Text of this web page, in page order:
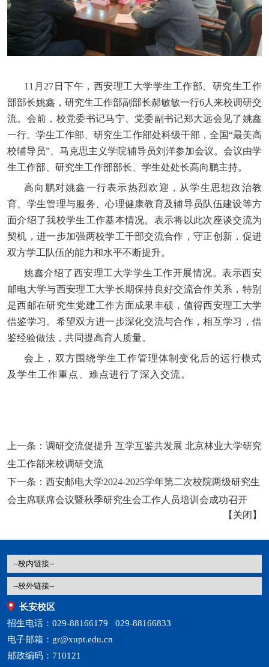
11月27日下午，西安理工大学学生工作部、研究生工作
部部长姚鑫，研究生工作部副部长郝敏敏一行6人来校调研交
流。会前，校党委书记马宁、党委副书记郑大远会见了姚鑫
一行。学生工作部、研究生工作部处科级干部，全国“最美高
校辅导员”、马克思主义学院辅导员刘洋参加会议。会议由学
生工作部、研究生工作部部长、学生处处长高向鹏主持。
高向鹏对姚鑫一行表示热烈欢迎，从学生思想政治教
育、学生管理与服务、心理健康教育及辅导员队伍建设等方
面介绍了我校学生工作基本情况。表示将以此次座谈交流为
契机，进一步加强两校学工干部交流合作，守正创新，促进
双方学工队伍的能力和水平不断提升。
姚鑫介绍了西安理工大学学生工作开展情况。表示西安
邮电大学与西安理工大学长期保持良好交流合作关系，特别
是西邮在研究生党建工作方面成果丰硕，值得西安理工大学
借鉴学习。希望双方进一步深化交流与合作，相互学习，借
鉴经验做法，共同提高育人质量。
会上，双方围绕学生工作管理体制变化后的运行模式
及学生工作重点、难点进行了深入交流。
上一条： 调研交流促提升 互学互鉴共发展 北京林业大学研究
生工作部来校调研交流
下一条： 西安邮电大学2024-2025学年第二次校院两级研究生
会主席联席会议暨秋季研究生会工作人员培训会成功召开
【 关闭 】
长安校区
招生电话：029-88166179 029-88166833
电子邮箱：gr@xupt.edu.cn
邮政编码：710121